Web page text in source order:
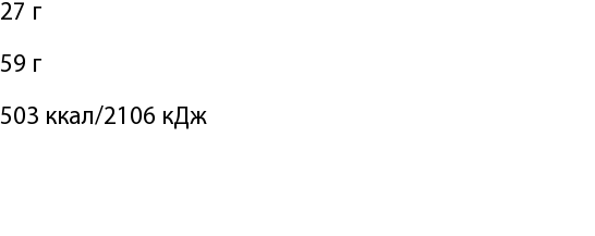
27 г
59 г
503 ккал/2106 кДж